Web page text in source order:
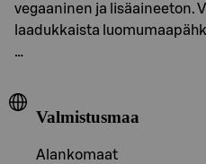
vegaaninen ja lisäaineeton.
laadukkaista
…
Valmistusmaa
Alankomaat